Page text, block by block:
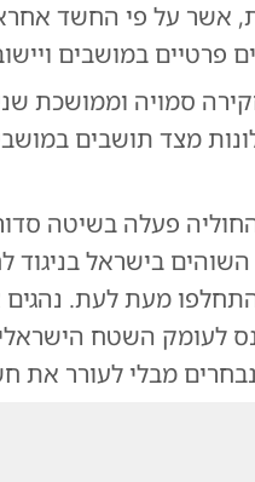
אשר על פי החשד
פרטיים במושבים
סמויה וממושכת
מצד תושבים
פעלה בשיטה
בישראל בניגוד
מעת לעת.
לעומק השטח
מבלי לעורר את